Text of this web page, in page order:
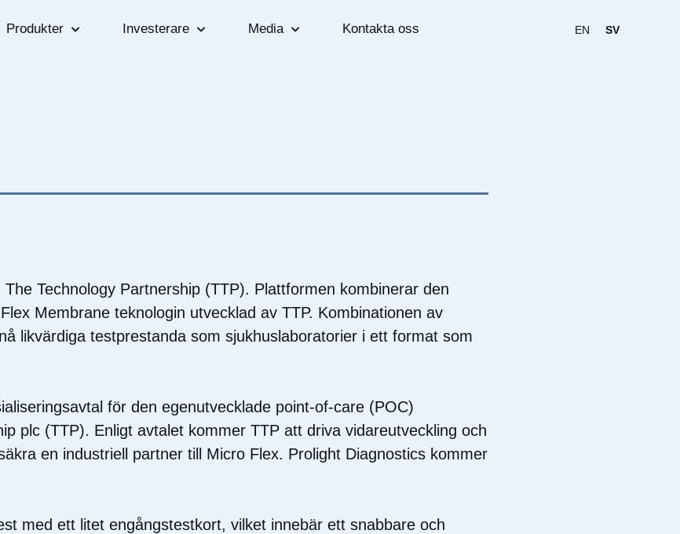
Produkter Investerare Media Kontakta oss EN SV
Technology Partnership (TTP). Plattformen kombinerar den
Membrane teknologin utvecklad av TTP. Kombinationen av
likvärdiga testprestanda som sjukhuslaboratorier i ett format som
för den egenutvecklade point-of-care (POC)
plc (TTP). Enligt avtalet kommer TTP att driva vidareutveckling och
en industriell partner till Micro Flex. Prolight Diagnostics kommer
med ett litet engångstestkort, vilket innebär ett snabbare och